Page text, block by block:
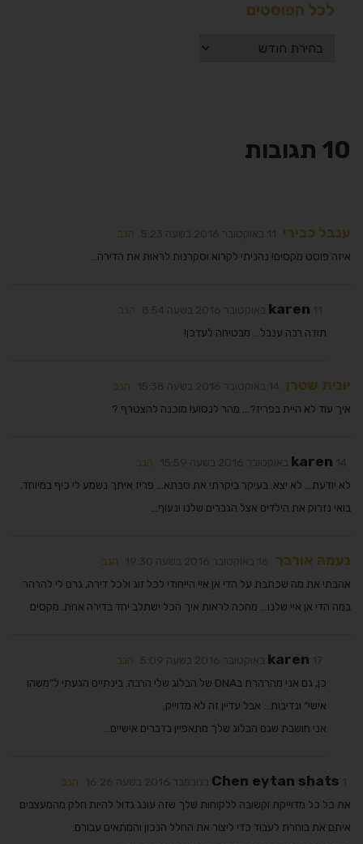
לכל הפוסטים
10 תגובות
ענבל כבירי
הגב
איזה פוסט מקסים! נהניתי לקרוא וסקרנות לראות את הדירה…
karen
הגב
תודה רבה ענבל… מבטיחה לעדכן!
יונית שטרן
הגב
איך עוד לא היית בפריז?… מהר לנסוע! מוכנה להצטרף ?
karen
הגב
לא יודעת… לא יצא. בעיקר ביקרתי את סבתא… פריז איתך נשמע לי כיף במיוחד.
בואי נזרוק את הילדים אצל הגברים שלנו ונעוף…
נעמה אורבך
הגב
אהבתי את מה שכתבת על הדי אן איי הייחודי לכל זוג ולכל דירה, גרם לי להרהר
במה הדי אן איי שלנו… מחכה לראות איך הכל ישתלב יחד בדירה אחת. מקסים
karen
הגב
כן, גם אני מהרהרת בDNA של הבלוג שלי הרבה. בינתיים הגעתי ל״משהו
אישי״ ונדיבות… אבל עדיין זה לא מדוייק.
אני חושבת שגם הבלוג שלך מתאפיין בדברים אישיים…
Chen eytan shats
הגב
את כל כל מדוייקת וקשובה ללקוחות שלך שזה עונג גדול להיות חלק מהמעצבים
איתם את בוחרת לעבוד כדי ליצור את החלל הנכון והמתאים עבורם.